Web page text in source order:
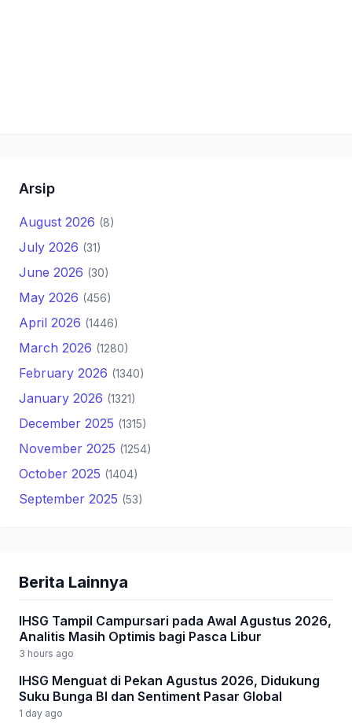
Arsip
August 2026 (8)
July 2026 (31)
June 2026 (30)
May 2026 (456)
April 2026 (1446)
March 2026 (1280)
February 2026 (1340)
January 2026 (1321)
December 2025 (1315)
November 2025 (1254)
October 2025 (1404)
September 2025 (53)
Berita Lainnya
IHSG Tampil Campursari pada Awal Agustus 2026,
Analitis Masih Optimis bagi Pasca Libur
3 hours ago
IHSG Menguat di Pekan Agustus 2026, Didukung
Suku Bunga BI dan Sentiment Pasar Global
1 day ago